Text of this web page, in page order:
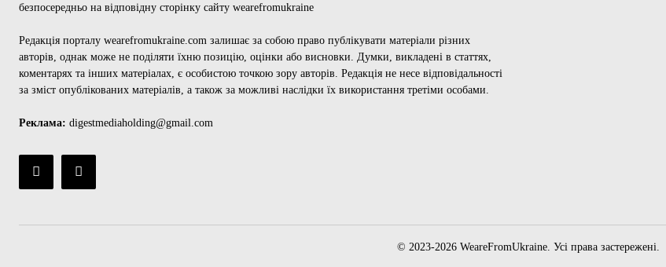
безпосередньо на відповідну сторінку сайту wearefromukraine
Редакція порталу wearefromukraine.com залишає за собою право публікувати матеріали різних
авторів, однак може не поділяти їхню позицію, оцінки або висновки. Думки, викладені в статтях,
коментарях та інших матеріалах, є особистою точкою зору авторів. Редакція не несе відповідальності
за зміст опублікованих матеріалів, а також за можливі наслідки їх використання третіми особами.
Реклама: digestmediaholding@gmail.com
© 2023-2026 WeareFromUkraine. Усі права застережені.